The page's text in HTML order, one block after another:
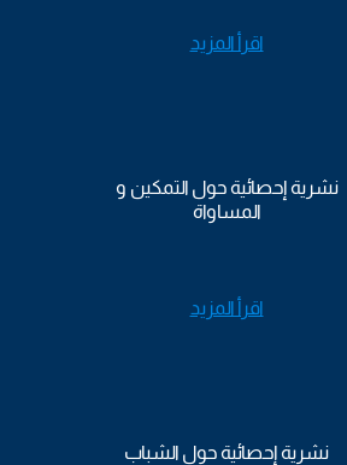
اقرأ المزيد
نشرية إحصائية حول التمكين و
المساواة
اقرأ المزيد
نشرية إحصائية حول الشباب